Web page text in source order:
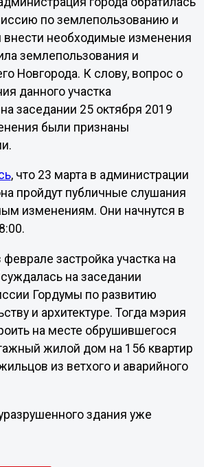
по землепользованию и
внести необходимые изменения
землепользования и
Новгорода. К слову, вопрос о
данного участка
заседании 25 октября 2019
были признаны
, что 23 марта в администрации
пройдут публичные слушания
изменениям. Они начнутся в
застройка участка на
на заседании
Гордумы по развитию
и архитектуре. Тогда мэрия
на месте обрушившегося
жилой дом на 156 квартир
из ветхого и аварийного
здания уже